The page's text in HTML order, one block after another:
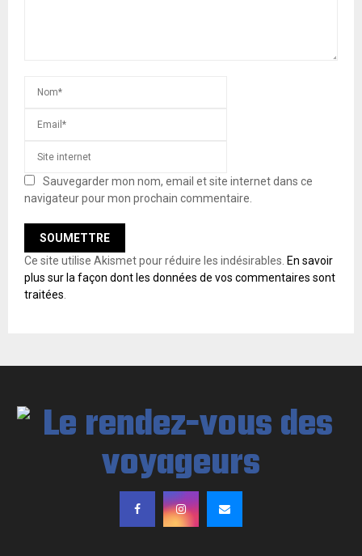
Sauvegarder mon nom, email et site internet dans ce
navigateur pour mon prochain commentaire.
Ce site utilise Akismet pour réduire les indésirables. En savoir
plus sur la façon dont les données de vos commentaires sont
traitées